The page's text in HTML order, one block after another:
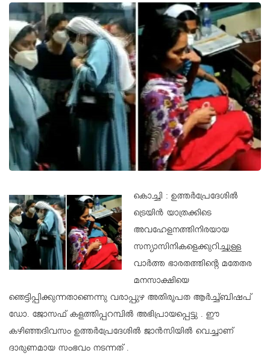
കൊച്ചി : ഉത്തർപ്രേദേശിൽ
ട്രെയിൻ യാത്രക്കിടെ
അവഹേളനത്തിനിരയായ
സന്യാസിനികളെക്കുറിച്ചുള്ള
വാർത്ത ഭാരതത്തിന്റെ മതേതര
മനസാക്ഷിയെ
ഞെട്ടിപ്പിക്കുന്നതാണെന്നു വരാപ്പുഴ അതിരൂപത ആർച്ച്ബിഷപ്
ഡോ. ജോസഫ് കളത്തിപ്പറമ്പിൽ അഭിപ്രായപ്പെട്ടു . ഈ
കഴിഞ്ഞദിവസം ഉത്തർപ്രേദേശിൽ ജാൻസിയിൽ വെച്ചാണ്
ദാരുണമായ സംഭവം നടന്നത് .